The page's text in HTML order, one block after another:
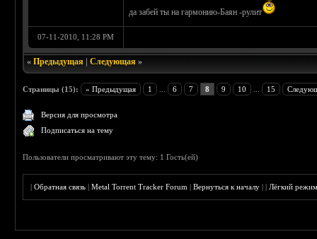
да забей ты на гармонию-Баян -рулит
07-11-2010, 11:28 PM
«Предыдущая |Следующая »
Страницы (15): « Предыдущая 1 6 7 8 9 10 15
Версия для просмотра
Подписаться на тему
Пользователи просматривают эту тему: 1 Гость(ей)
|Обратная связь |Metal Torrent Tracker Forum |Вернуться к началу ||Лёгкий